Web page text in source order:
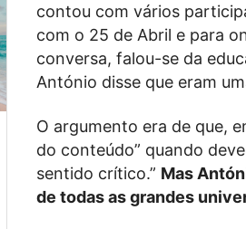
contou com vários
com o 25 de Abril e para
conversa, falou-se da
António disse que eram
O argumento era de que,
do conteúdo” quando
sentido crítico.” Mas
de todas as grandes